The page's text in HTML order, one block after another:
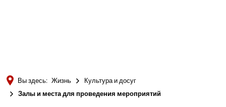
Вы здесь: Жизнь
Культура и досуг
Залы и места для проведения мероприятий